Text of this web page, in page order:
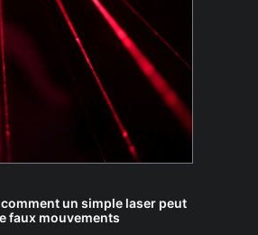
un simple laser peut
faux mouvements